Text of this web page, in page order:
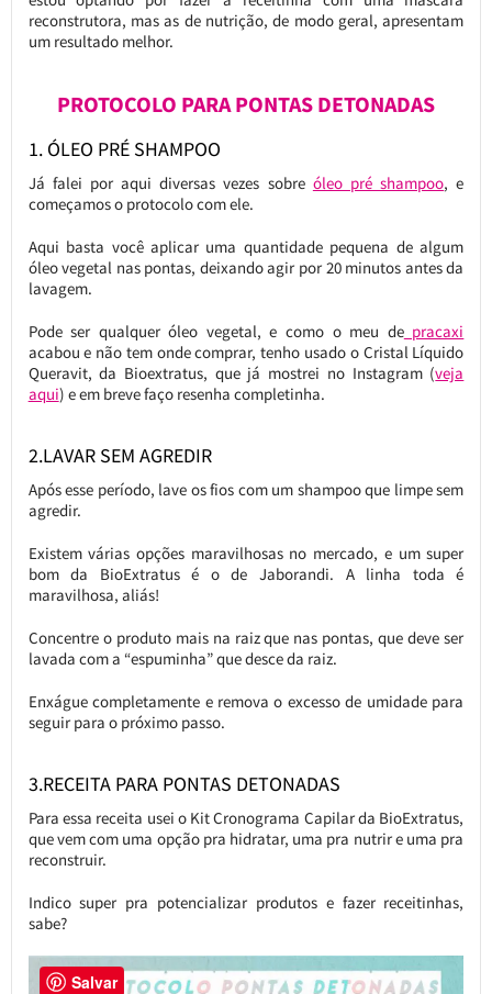
reconstrutora, mas as de nutrição, de modo geral, apresentam
um resultado melhor.
PROTOCOLO PARA PONTAS DETONADAS
1. ÓLEO PRÉ SHAMPOO
Já falei por aqui diversas vezes sobre óleo pré shampoo, e
começamos o protocolo com ele.
Aqui basta você aplicar uma quantidade pequena de algum
óleo vegetal nas pontas, deixando agir por 20 minutos antes da
lavagem.
Pode ser qualquer óleo vegetal, e como o meu depracaxi
acabou e não tem onde comprar, tenho usado o Cristal Líquido
Queravit, da Bioextratus, que já mostrei no Instagram (veja
aqui) e em breve faço resenha completinha.
2.LAVAR SEM AGREDIR
Após esse período, lave os fios com um shampoo que limpe sem
agredir.
Existem várias opções maravilhosas no mercado, e um super
bom da BioExtratus é o de Jaborandi. A linha toda é
maravilhosa, aliás!
Concentre o produto mais na raiz que nas pontas, que deve ser
lavada com a “espuminha” que desce da raiz.
Enxágue completamente e remova o excesso de umidade para
seguir para o próximo passo.
3.RECEITA PARA PONTAS DETONADAS
Para essa receita usei o Kit Cronograma Capilar da BioExtratus,
que vem com uma opção pra hidratar, uma pra nutrir e uma pra
reconstruir.
Indico super pra potencializar produtos e fazer receitinhas,
sabe?
Salvar